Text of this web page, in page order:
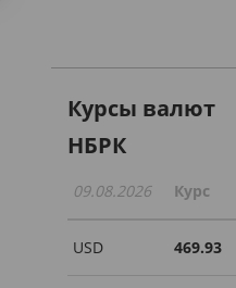
Курсы валют
НБРК
09.08.2026 Курс
USD 469.93